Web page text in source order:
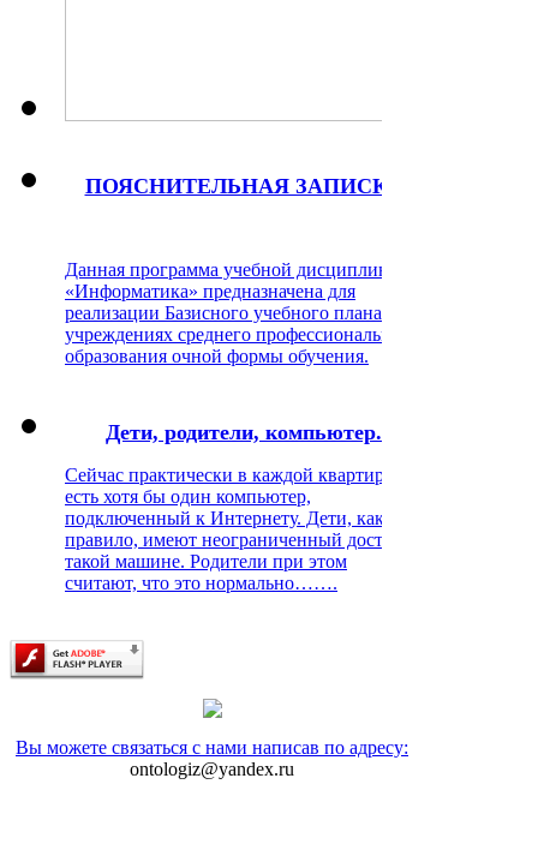
ПОЯСНИТЕЛЬНАЯ ЗАПИСКА
Данная программа учебной дисциплины
«Информатика» предназначена для
реализации Базисного учебного плана в
учреждениях среднего профессионального
образования очной формы обучения.
Дети, родители, компьютер.
Сейчас практически в каждой квартире
есть хотя бы один компьютер,
подключенный к Интернету. Дети, как
правило, имеют неограниченный доступ к
такой машине. Родители при этом
считают, что это нормально…….
Вы можете связаться с нами написав по адресу:
ontologiz@yandex.ru